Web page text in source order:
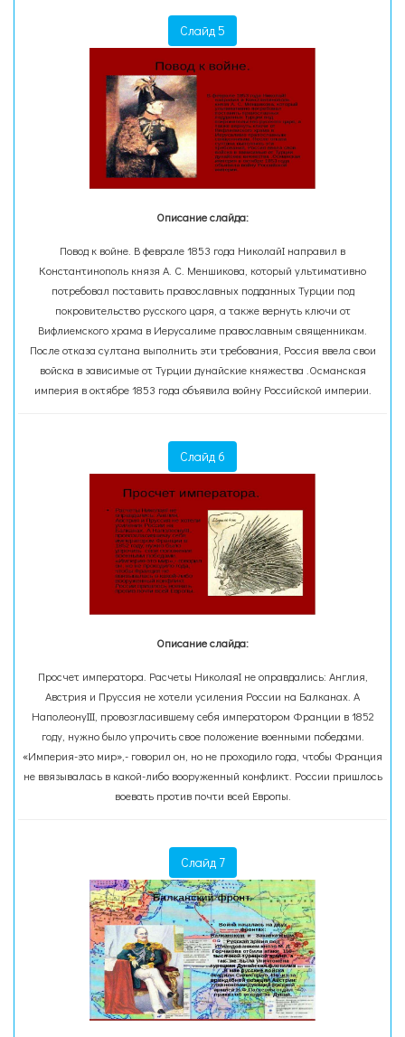
Слайд 5
Описание слайда:
Повод к войне. В феврале 1853 года НиколайI направил в
Константинополь князя А. С. Меншикова, который ультимативно
потребовал поставить православных подданных Турции под
покровительство русского царя, а также вернуть ключи от
Вифлиемского храма в Иерусалиме православным священникам.
После отказа султана выполнить эти требования, Россия ввела свои
войска в зависимые от Турции дунайские княжества .Османская
империя в октябре 1853 года объявила войну Российской империи.
Слайд 6
Описание слайда:
Просчет императора. Расчеты НиколаяI не оправдались: Англия,
Австрия и Пруссия не хотели усиления России на Балканах. А
НаполеонуIII, провозгласившему себя императором Франции в 1852
году, нужно было упрочить свое положение военными победами.
«Империя-это мир»,- говорил он, но не проходило года, чтобы Франция
не ввязывалась в какой-либо вооруженный конфликт. России пришлось
воевать против почти всей Европы.
Слайд 7